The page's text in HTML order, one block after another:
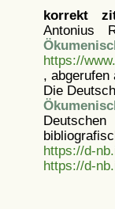
korrekt
Antonius
https://
, abgerufen
Die
https://d-
https://d-